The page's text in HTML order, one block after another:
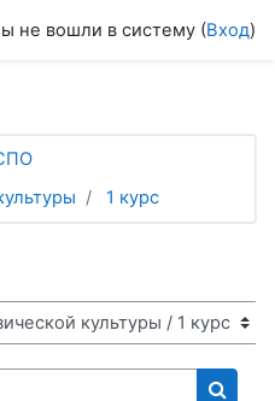
не вошли в систему (Вход)
1 курс